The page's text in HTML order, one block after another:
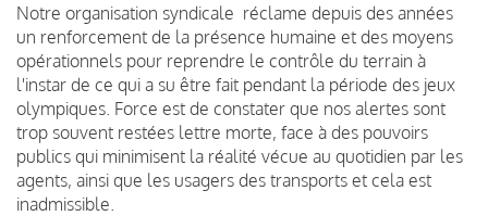
Notre organisation syndicale réclame depuis des années
un renforcement de la présence humaine et des moyens
opérationnels pour reprendre le contrôle du terrain à
l'instar de ce qui a su être fait pendant la période des jeux
olympiques. Force est de constater que nos alertes sont
trop souvent restées lettre morte, face à des pouvoirs
publics qui minimisent la réalité vécue au quotidien par les
agents, ainsi que les usagers des transports et cela est
inadmissible.